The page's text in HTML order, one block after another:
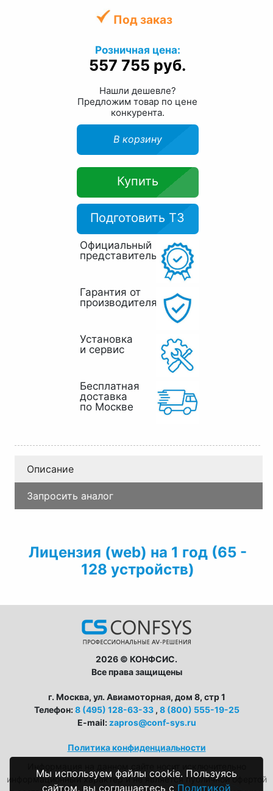
Под заказ
Розничная цена:
557 755 руб.
Нашли дешевле?
Предложим товар по цене
конкурента.
В корзину
Купить
Подготовить ТЗ
Официальный
представитель
Гарантия от
производителя
Установка
и сервис
Бесплатная
доставка
по Москве
Описание
Запросить аналог
Лицензия (web) на 1 год (65 -
128 устройств)
2026 © КОНФСИС.
Все права защищены
г. Москва, ул. Авиамоторная, дом 8, стр 1
Телефон:8 (495) 128-63-33 , 8 (800) 555-19-25
E-mail: zapros@conf-sys.ru
Политика конфиденциальности
информационный характер и не является публичной офертой
Мы используем файлы cookie. Пользуясь
сайтом, вы соглашаетесь с Политикой